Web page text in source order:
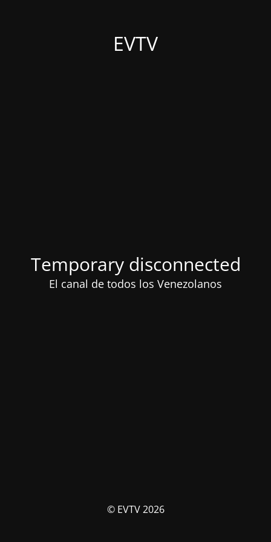
EVTV
Temporary disconnected
El canal de todos los Venezolanos
© EVTV 2026